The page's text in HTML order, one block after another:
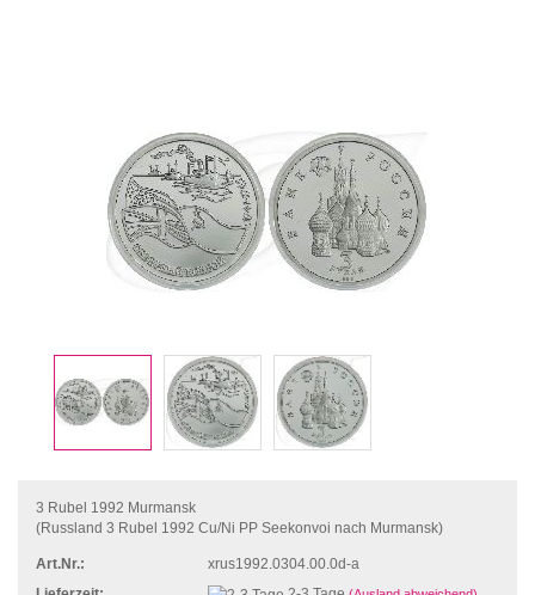
3 Rubel 1992 Murmansk
(Russland 3 Rubel 1992 Cu/Ni PP Seekonvoi nach Murmansk)
Art.Nr.:
xrus1992.0304.00.0d-a